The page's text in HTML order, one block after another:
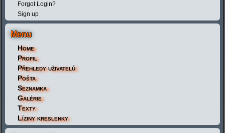
Forgot Login?
Sign up
Menu
Home
Profil
Přehledy uživatelů
Pošta
Seznamka
Galérie
Texty
Líziny kreslenky